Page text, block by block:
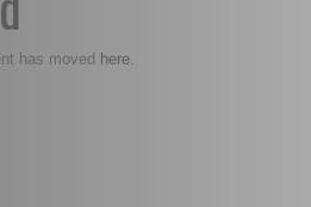
has moved here.